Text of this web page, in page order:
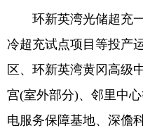
环新英湾光储超充一
冷超充试点项目等投产
区、环新英湾黄冈高级
宫(室外部分)、邻里中
电服务保障基地、深儋